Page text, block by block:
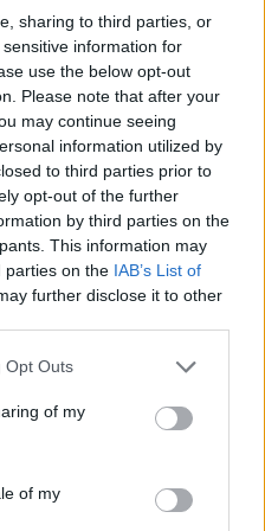
sharing to third parties, or
information for
use the below opt-out
Please note that after your
may continue seeing
information utilized by
to third parties prior to
opt-out of the further
by third parties on the
This information may
parties on the IAB’s List of
further disclose it to other
uses one or more Google
behaviour. You may click to
and its third-party tags to
purposes in below Google
Opt Outs
of my
of my
2019. Quelle:
beginnt…
los, kommen Sie
erreicht das Feld als
des Hadak
Husaren und
Band, beginnt um 15
zu verfolgen, sollten